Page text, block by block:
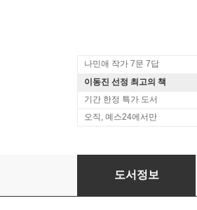
나민애 작가 7문 7답
이동진 선정 최고의 책
기간 한정 특가 도서
오직, 예스24에서만
자기만의 방 (큰글자도서)
도서정보